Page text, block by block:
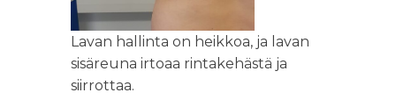
Lavan hallinta on heikkoa, ja lavan
sisäreuna irtoaa rintakehästä ja
siirrottaa.